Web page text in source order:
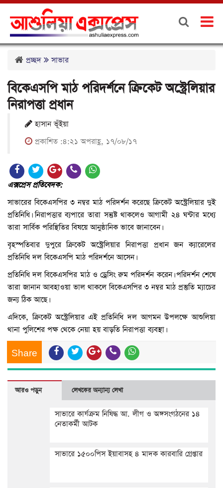
প্রচ্ছদ সাভার
বিকেএসপি মাঠ পরিদর্শনে ক্রিকেট অস্ট্রেলিয়ার
নিরাপত্তা প্রধান
হাসান ভূঁইয়া
প্রকাশিত :৪:২১ অপরাহ্ণ, ১৭/০৮/১৭
এক্সপ্রেস প্রতিবেদক:
সাভারের বিকেএসপির ৩ নম্বর মাঠ পরিদর্শন করেছে ক্রিকেট অস্ট্রেলিয়ার দুই
প্রতিনিধি। নিরাপত্তার ব্যপারে তারা সন্তুষ্ট থাকলেও আগামী ২৪ ঘন্টার মধ্যে
তারা সার্বিক পরিস্থিতির বিষয়ে আনুষ্ঠানিক ভাবে জানাবেন।
বৃহস্পতিবার দুপুরে ক্রিকেট অস্ট্রেলিয়ার নিরাপত্তা প্রধান জন ক্যারেলের
প্রতিনিধি দল বিকেএসপি মাঠ পরিদর্শনে আসেন।
প্রতিনিধি দল বিকেএসপির মাঠ ও ড্রেসিং রুম পরিদর্শন করেন। পরিদর্শন শেষে
তারা জানান আবহাওয়া ভাল থাকলে বিকেএসপির ৩ নম্বর মাঠ প্রস্তুতি ম্যাচের
জন্য ঠিক আছে।
এদিকে, ক্রিকেট অস্ট্রেলিয়ার এই প্রতিনিধি দল আগমন উপলক্ষে আশুলিয়া
থানা পুলিশের পক্ষ থেকে নেয়া হয় বাড়তি নিরাপত্তা ব্যবস্থা।
Share
আরও পড়ুন লেখকের অন্যান্য লেখা
সাভারে কার্যক্রম নিষিদ্ধ আ. লীগ ও অঙ্গসংগঠনের ১৪
নেতাকর্মী আটক
সাভারে ১৫০০পিস ইয়াবাসহ ৪ মাদক কারবারি গ্রেপ্তার